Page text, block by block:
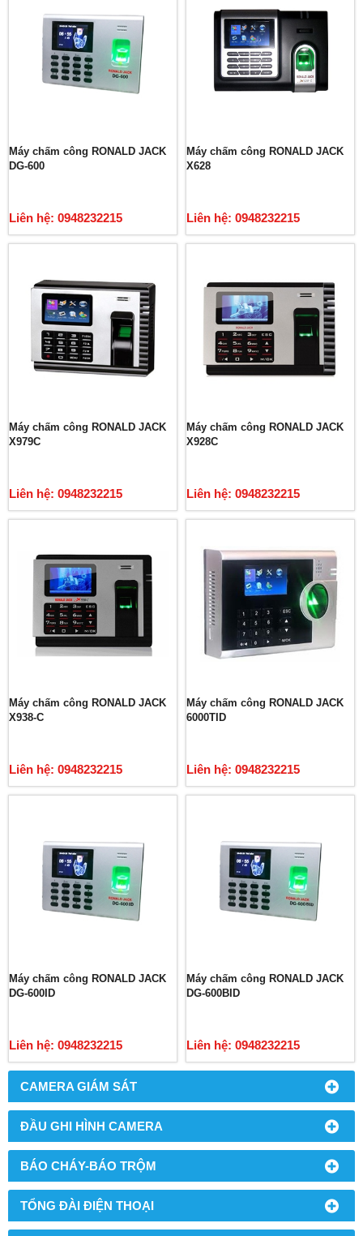
CAMERA GIÁM SÁT
ĐẦU GHI HÌNH CAMERA
BÁO CHÁY-BÁO TRỘM
TỔNG ĐÀI ĐIỆN THOẠI
Máy chấm công RONALD JACK
DG-600
Liên hệ: 0948232215
Máy chấm công RONALD JACK
X628
Liên hệ: 0948232215
Máy chấm công RONALD JACK
X979C
Liên hệ: 0948232215
Máy chấm công RONALD JACK
X928C
Liên hệ: 0948232215
Máy chấm công RONALD JACK
X938-C
Liên hệ: 0948232215
Máy chấm công RONALD JACK
6000TID
Liên hệ: 0948232215
Máy chấm công RONALD JACK
DG-600ID
Liên hệ: 0948232215
Máy chấm công RONALD JACK
DG-600BID
Liên hệ: 0948232215